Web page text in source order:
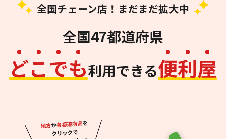
全国チェーン店！まだまだ拡大中
全国47都道府県
どこでも利用できる便利屋